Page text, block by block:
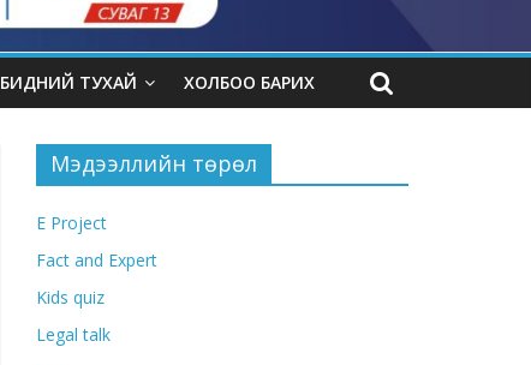
БИДНИЙ ТУХАЙ ХОЛБОО БАРИХ
Мэдээллийн төрөл
E Project
Fact and Expert
Kids quiz
Legal talk